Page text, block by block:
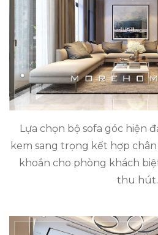
Lựa chọn bộ sofa góc hiện
kem sang trọng kết hợp
khoắn cho phòng khách
thu hút.